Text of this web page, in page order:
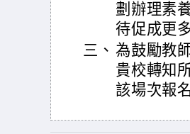
劃辦理素
待促成更
三、 為鼓勵教
貴校轉知
該場次報